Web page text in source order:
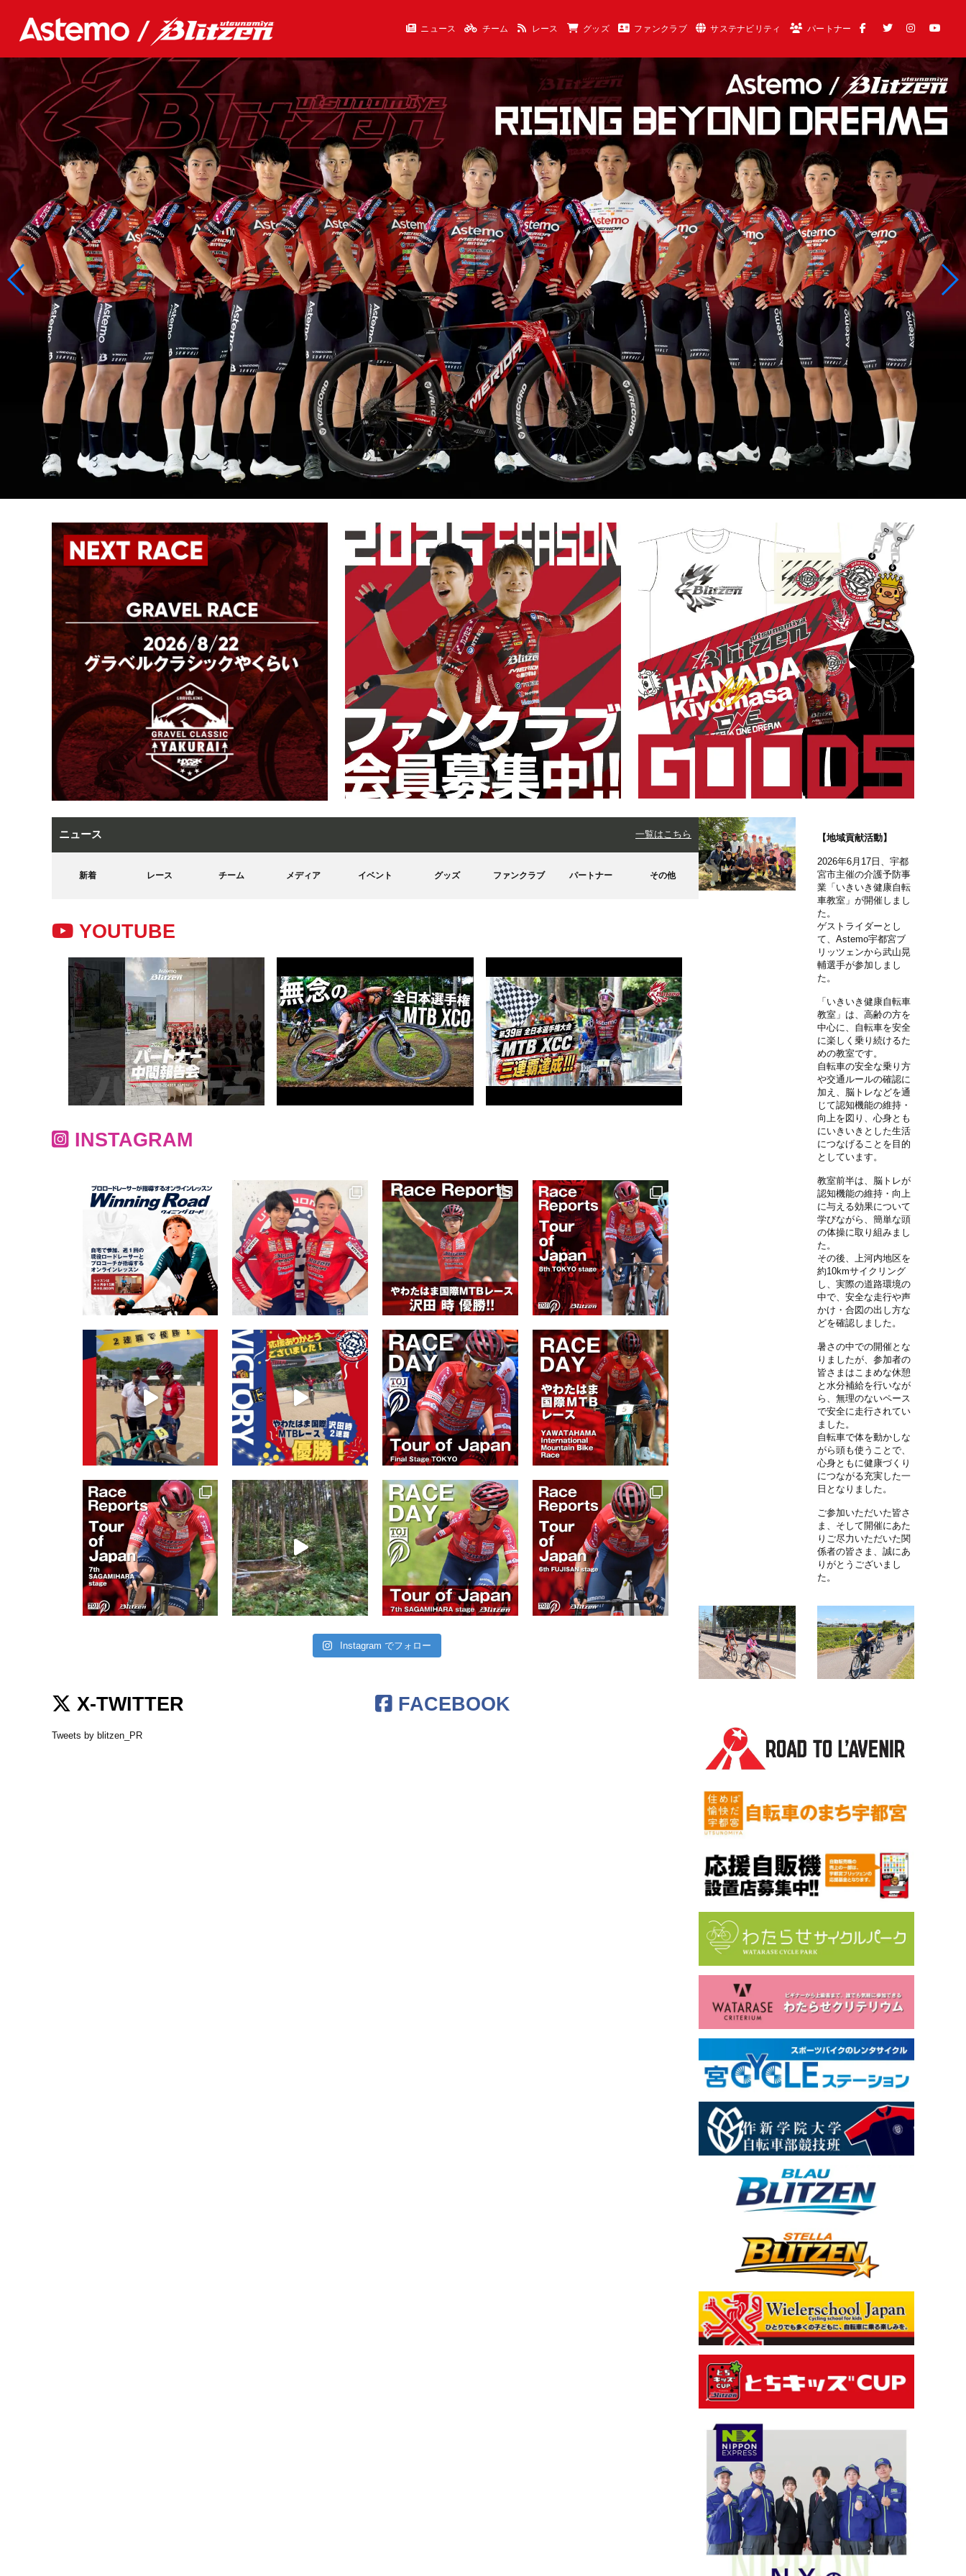
ニュース チーム レース グッズ ファンクラブ サステナビリティ パートナー
ニュース 一覧はこちら
新着 レース チーム メディア イベント グッズ ファンクラブ パートナー その他
YOUTUBE
INSTAGRAM
Instagram でフォロー
X-TWITTER
Tweets by blitzen_PR
FACEBOOK
【地域貢献活動】
2026年6月17日、宇都
宮市主催の介護予防事
業「いきいき健康自転
車教室」が開催しまし
た。
ゲストライダーとし
て、Astemo宇都宮ブ
リッツェンから武山晃
輔選手が参加しまし
た。
「いきいき健康自転車
教室」は、高齢の方を
中心に、自転車を安全
に楽しく乗り続けるた
めの教室です。
自転車の安全な乗り方
や交通ルールの確認に
加え、脳トレなどを通
じて認知機能の維持・
向上を図り、心身とも
にいきいきとした生活
につなげることを目的
としています。
教室前半は、脳トレが
認知機能の維持・向上
に与える効果について
学びながら、簡単な頭
の体操に取り組みまし
た。
その後、上河内地区を
約10kmサイクリング
し、実際の道路環境の
中で、安全な走行や声
かけ・合図の出し方な
どを確認しました。
暑さの中での開催とな
りましたが、参加者の
皆さまはこまめな休憩
と水分補給を行いなが
ら、無理のないペース
で安全に走行されてい
ました。
自転車で体を動かしな
がら頭も使うことで、
心身ともに健康づくり
につながる充実した一
日となりました。
ご参加いただいた皆さ
ま、そして開催にあた
りご尽力いただいた関
係者の皆さま、誠にあ
りがとうございまし
た。